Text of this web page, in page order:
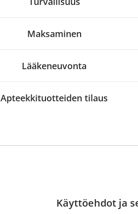
Maksaminen
Lääkeneuvonta
Apteekkituotteiden tilaus
Käyttöehdot ja